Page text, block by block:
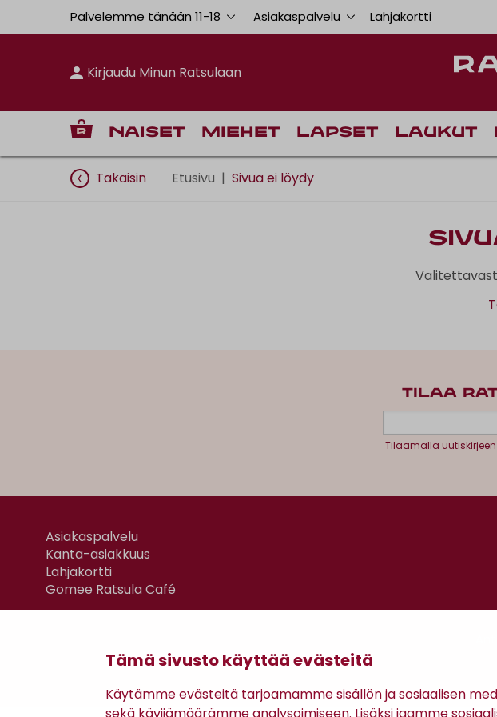
Tämä sivusto käyttää evästeitä
Käytämme evästeitä tarjoamamme sisällön ja sosiaalisen
Palvelemme tänään 11-18 Asiakaspalvelu Lahjakortti
Kirjaudu Minun Ratsulaan
Naiset Miehet Lapset Laukut
Takaisin Etusivu | Sivua ei löydy
TILAA
Tilaamalla
Asiakaspalvelu
Kanta-asiakkuus
Lahjakortti
Gomee Ratsula Café